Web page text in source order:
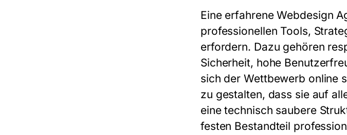
Eine erfahreneWebdesign
professionellen Tools,
erfordern. Dazu gehören
Sicherheit, hohe
sich der Wettbewerb online
zu gestalten, dass sie auf
eine technisch saubere
festen Bestandteil